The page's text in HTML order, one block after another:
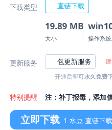
下载类型 直链下载
19.89 MB
大小 操作系统
更新服务 包更新服务
开通后即可永久免费
特别提醒 注：补丁报毒，添加
立即下载 1 水豆 直链下载